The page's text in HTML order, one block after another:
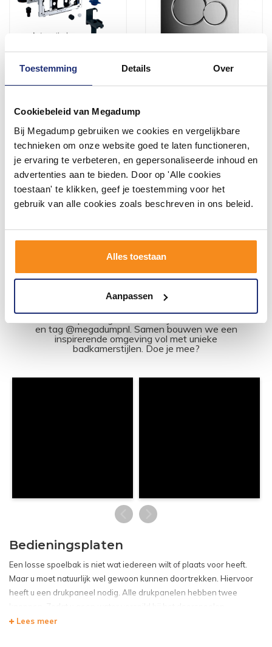
Toestemming Details Over
Cookiebeleid van Megadump
Bij Megadump gebruiken we cookies en vergelijkbare
technieken om onze website goed te laten functioneren,
je ervaring te verbeteren, en gepersonaliseerde inhoud en
advertenties aan te bieden. Door op 'Alle cookies
toestaan' te klikken, geef je toestemming voor het
gebruik van alle cookies zoals beschreven in ons beleid.
Alles toestaan
Aanpassen
Oriëntatielicht
UP320 Sigma 12
Achterplaat Antracietgrijs
Of Glanschroom
2 - 3 Weken
413,00
341,32
Meer info
binnen 2 (werk)dagen
geleverd
69,95
Meer info
1 2 3 4 5 15
#mijndroombadkamer
en tag @megadumpnl. Samen bouwen we een
inspirerende omgeving vol met unieke
badkamerstijlen. Doe je mee?
Bedieningsplaten
Een losse spoelbak is niet wat iedereen wilt of plaats voor heeft.
Maar u moet natuurlijk wel gewoon kunnen doortrekken. Hiervoor
heeft u een drukpaneel nodig. Alle drukpanelen hebben twee
Lees meer